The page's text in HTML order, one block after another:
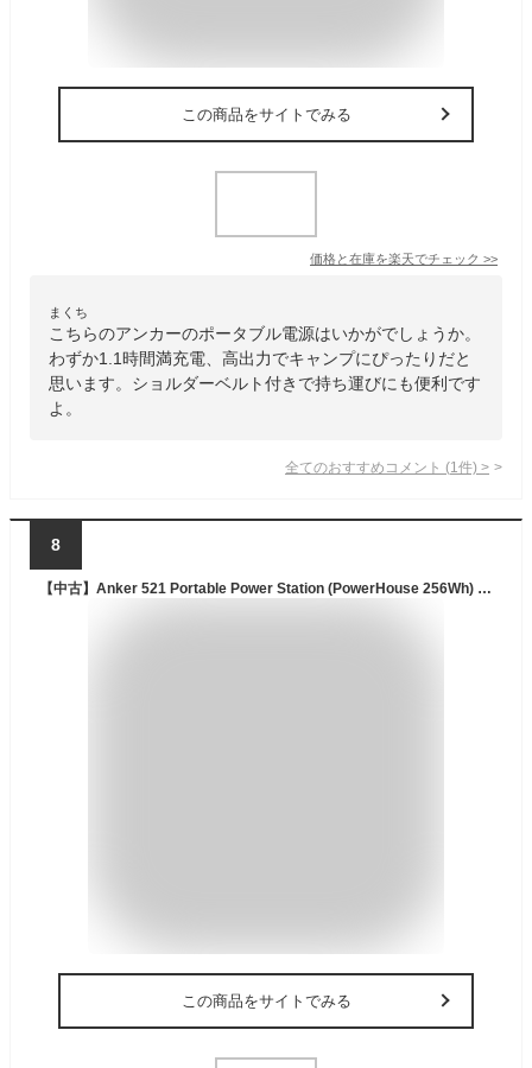
この商品をサイトでみる
価格と在庫を楽天でチェック >>
まくち
こちらのアンカーのポータブル電源はいかがでしょうか。
わずか1.1時間満充電、高出力でキャンプにぴったりだと
思います。ショルダーベルト付きで持ち運びにも便利です
よ。
全てのおすすめコメント (1 件) >
8
【中古】Anker 521 Portable Power Station (PowerHouse 256Wh) ポータブル電源 小型 軽量 定格300W AC2ポート 長寿命10年 リン酸鉄 防災安全協会推奨
この商品をサイトでみる